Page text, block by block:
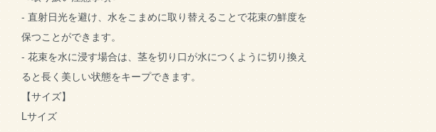
- 直射日光を避け、水をこまめに取り替えることで花束の鮮度を
保つことができます。
- 花束を水に浸す場合は、茎を切り口が水につくように切り換え
ると長く美しい状態をキープできます。
【サイズ】
Lサイズ